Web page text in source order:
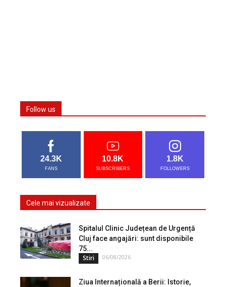
Follow us
24.3K
FANS
10.8K
SUBSCRIBERS
1.8K
FOLLOWERS
Cele mai vizualizate
Spitalul Clinic Județean de Urgență
Cluj face angajări: sunt disponibile
75...
Stiri 06/08/2026
Ziua Internațională a Berii: Istorie,